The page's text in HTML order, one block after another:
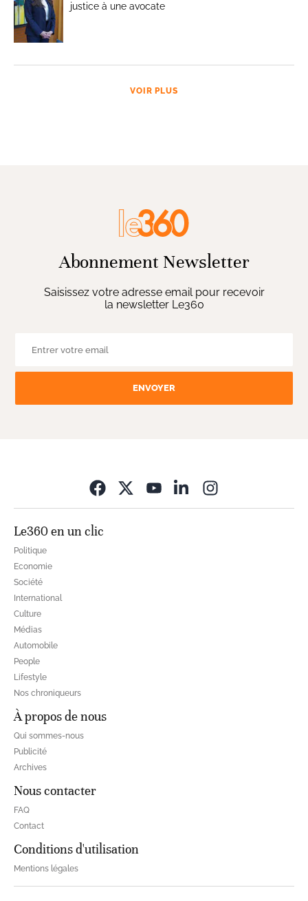
justice à une avocate
VOIR PLUS
Abonnement Newsletter
Saisissez votre adresse email pour recevoir
la newsletter Le360
ENVOYER
Le360 en un clic
Politique
Economie
Société
International
Culture
Médias
Automobile
People
Lifestyle
Nos chroniqueurs
À propos de nous
Qui sommes-nous
Publicité
Archives
Nous contacter
FAQ
Contact
Conditions d'utilisation
Mentions légales